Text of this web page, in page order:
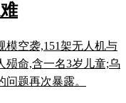
模空袭,151架无人机与
殒命,含一名3岁儿童;乌
题再次暴露。